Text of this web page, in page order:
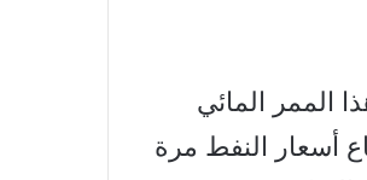
الممر المائي
أسعار النفط مرة